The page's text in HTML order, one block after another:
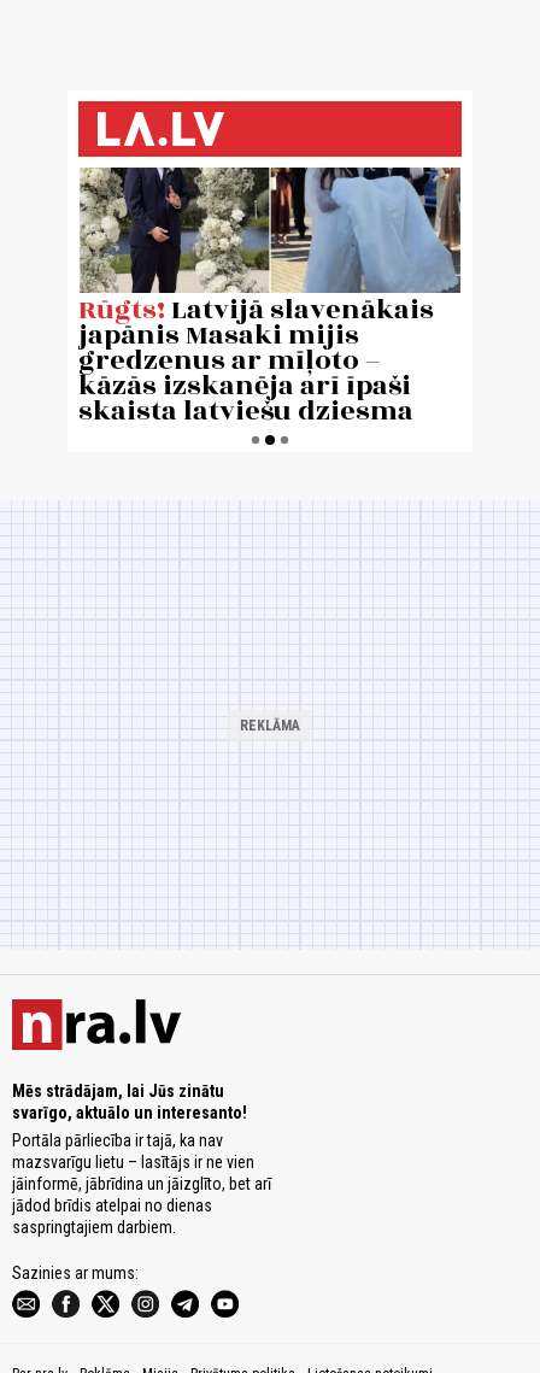
Mēs strādājam, lai Jūs zinātu
svarīgo, aktuālo un interesanto!
Portāla pārliecība ir tajā, ka nav
mazsvarīgu lietu – lasītājs ir ne vien
jāinformē, jābrīdina un jāizglīto, bet arī
jādod brīdis atelpai no dienas
saspringtajiem darbiem.
Sazinies ar mums: